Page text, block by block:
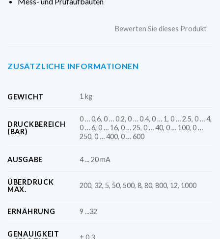
Bewerten Sie dieses Produkt
ZUSÄTZLICHE INFORMATIONEN
GEWICHT 1 kg
DRUCKBEREICH
(BAR)
0 … 0,6, 0 … 0.2, 0 … 0.4, 0 … 1, 0 … 2.5, 0 … 4,
0 … 6, 0 … 16, 0 … 25, 0 … 40, 0 … 100, 0 …
250, 0 … 400, 0 … 600
AUSGABE 4 ... 20 mA
ÜBERDRUCK
MAX.
200, 32, 5, 50, 500, 8, 80, 800, 12, 1000
ERNÄHRUNG 9 ...32
GENAUIGKEIT